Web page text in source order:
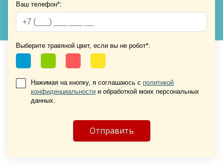
Хочу такую
Ваш телефон*:
Выберите травяной цвет, если вы не робот*:
Нажимая на кнопку, я соглашаюсь с политикой
конфиденциальности и обработкой моих персональных
данных.